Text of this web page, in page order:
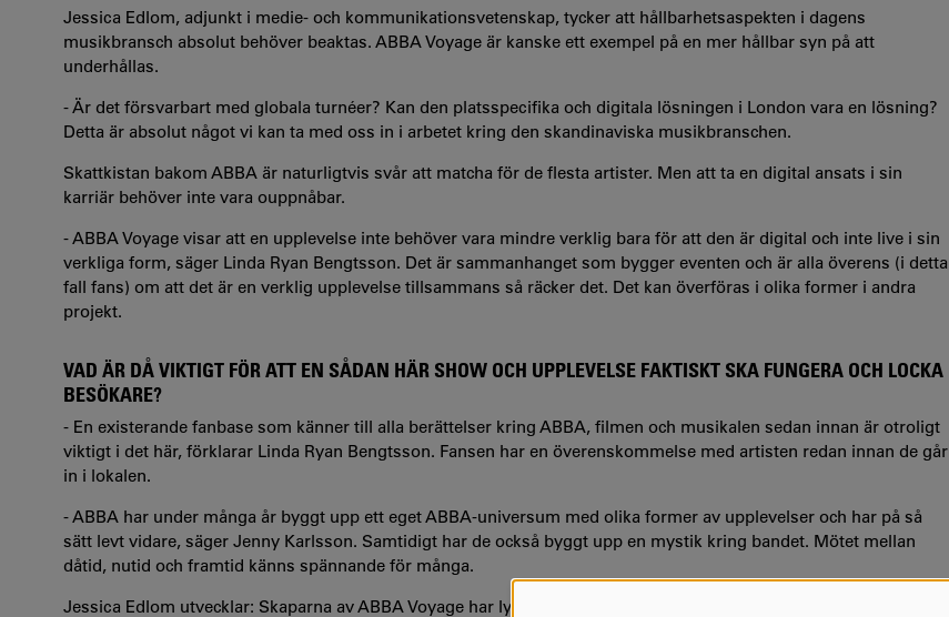
Jessica Edlom, adjunkt i medie- och kommunikationsvetenskap, tycker att hållbarhetsaspekten i dagens
musikbransch absolut behöver beaktas. ABBA Voyage är kanske ett exempel på en mer hållbar syn på att
underhållas.
- Är det försvarbart med globala turnéer? Kan den platsspecifika och digitala lösningen i London vara en lösning?
Detta är absolut något vi kan ta med oss in i arbetet kring den skandinaviska musikbranschen.
Skattkistan bakom ABBA är naturligtvis svår att matcha för de flesta artister. Men att ta en digital ansats i sin
karriär behöver inte vara ouppnåbar.
- ABBA Voyage visar att en upplevelse inte behöver vara mindre verklig bara för att den är digital och inte live i sin
verkliga form, säger Linda Ryan Bengtsson. Det är sammanhanget som bygger eventen och är alla överens (i detta
fall fans) om att det är en verklig upplevelse tillsammans så räcker det. Det kan överföras i olika former i andra
projekt.
VAD ÄR DÅ VIKTIGT FÖR ATT EN SÅDAN HÄR SHOW OCH UPPLEVELSE FAKTISKT SKA FUNGERA OCH LOCKA
BESÖKARE?
- En existerande fanbase som känner till alla berättelser kring ABBA, filmen och musikalen sedan innan är otroligt
viktigt i det här, förklarar Linda Ryan Bengtsson. Fansen har en överenskommelse med artisten redan innan de går
in i lokalen.
- ABBA har under många år byggt upp ett eget ABBA-universum med olika former av upplevelser och har på så
sätt levt vidare, säger Jenny Karlsson. Samtidigt har de också byggt upp en mystik kring bandet. Mötet mellan
dåtid, nutid och framtid känns spännande för många.
Jessica Edlom utvecklar: Skaparna av ABBA Voyage har lyckats förnya upplevelsen av ett band som inte spelat